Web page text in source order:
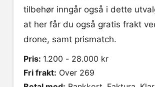
tilbehør inngår også i dette
at her får du også gratis frakt
drone, samt prismatch.
Pris: 1.200 - 28.000 kr
Fri frakt: Over 269